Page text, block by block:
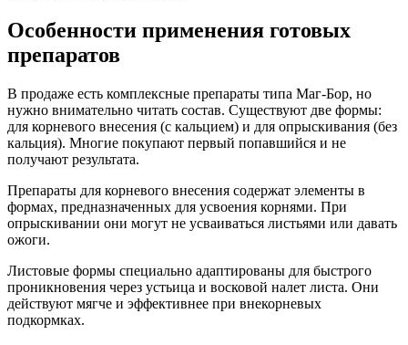
Особенности применения готовых
препаратов
В продаже есть комплексные препараты типа Маг-Бор, но
нужно внимательно читать состав. Существуют две формы:
для корневого внесения (с кальцием) и для опрыскивания (без
кальция). Многие покупают первый попавшийся и не
получают результата.
Препараты для корневого внесения содержат элементы в
формах, предназначенных для усвоения корнями. При
опрыскивании они могут не усваиваться листьями или давать
ожоги.
Листовые формы специально адаптированы для быстрого
проникновения через устьица и восковой налет листа. Они
действуют мягче и эффективнее при внекорневых
подкормках.